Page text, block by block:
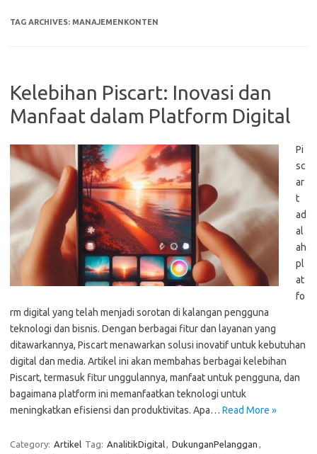
TAG ARCHIVES: MANAJEMENKONTEN
Kelebihan Piscart: Inovasi dan
Manfaat dalam Platform Digital
Pi
sc
ar
t
ad
al
ah
pl
at
fo
rm digital yang telah menjadi sorotan di kalangan pengguna
teknologi dan bisnis. Dengan berbagai fitur dan layanan yang
ditawarkannya, Piscart menawarkan solusi inovatif untuk kebutuhan
digital dan media. Artikel ini akan membahas berbagai kelebihan
Piscart, termasuk fitur unggulannya, manfaat untuk pengguna, dan
bagaimana platform ini memanfaatkan teknologi untuk
meningkatkan efisiensi dan produktivitas. Apa… Read More »
Category: Artikel Tag: AnalitikDigital, DukunganPelanggan ,